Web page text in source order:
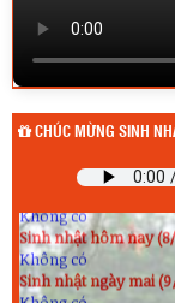
CHÚC MỪNG SINH
Sinh nhật hôm qua
Sinh nhật hôm nay
Không có
Sinh nhật ngày mai
Không có